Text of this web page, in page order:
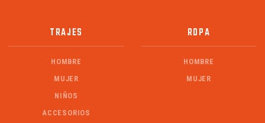
TRAJES
HOMBRE
MUJER
NIÑOS
ACCESORIOS
ROPA
HOMBRE
MUJER